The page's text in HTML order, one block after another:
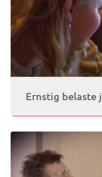
Ernstig belaste